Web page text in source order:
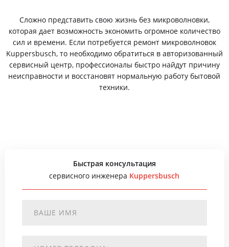
Сложно представить свою жизнь без микроволновки,
которая дает возможность экономить огромное количество
сил и времени. Если потребуется ремонт микроволновок
Kuppersbusch, то необходимо обратиться в авторизованный
сервисный центр, профессионалы быстро найдут причину
неисправности и восстановят нормальную работу бытовой
техники.
Быстрая консультация
сервисного инженера Kuppersbusch